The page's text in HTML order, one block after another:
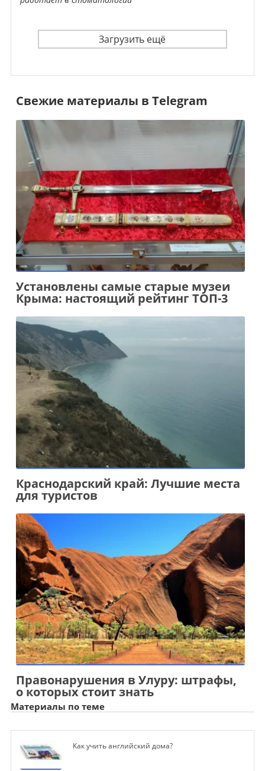
Загрузить ещё
Свежие материалы в Telegram
Установлены самые старые музеи
Крыма: настоящий рейтинг ТОП-3
Краснодарский край: Лучшие места
для туристов
Правонарушения в Улуру: штрафы,
о которых стоит знать
Материалы по теме
Как учить английский дома?